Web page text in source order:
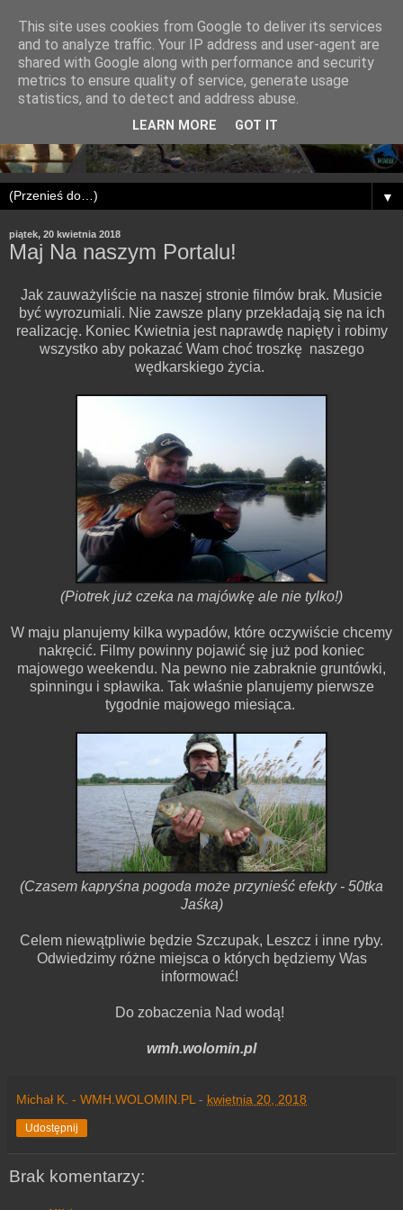
▼
piątek, 20 kwietnia 2018
Maj Na naszym Portalu!
Jak zauważyliście na naszej stronie filmów brak. Musicie
być wyrozumiali. Nie zawsze plany przekładają się na ich
realizację. Koniec Kwietnia jest naprawdę napięty i robimy
wszystko aby pokazać Wam choć troszkę naszego
wędkarskiego życia.
(Piotrek już czeka na majówkę ale nie tylko!)
W maju planujemy kilka wypadów, które oczywiście chcemy
nakręcić. Filmy powinny pojawić się już pod koniec
majowego weekendu. Na pewno nie zabraknie gruntówki,
spinningu i spławika. Tak właśnie planujemy pierwsze
tygodnie majowego miesiąca.
(Czasem kapryśna pogoda może przynieść efekty - 50tka
Jaśka)
Celem niewątpliwie będzie Szczupak, Leszcz i inne ryby.
Odwiedzimy różne miejsca o których będziemy Was
informować!
Do zobaczenia Nad wodą!
wmh.wolomin.pl
Michał K. - WMH.WOLOMIN.PL - kwietnia 20, 2018
Udostępnij
Brak komentarzy:
This site uses cookies from Google to deliver its services
and to analyze traffic. Your IP address and user-agent are
shared with Google along with performance and security
metrics to ensure quality of service, generate usage
statistics, and to detect and address abuse.
LEARN MORE GOT IT